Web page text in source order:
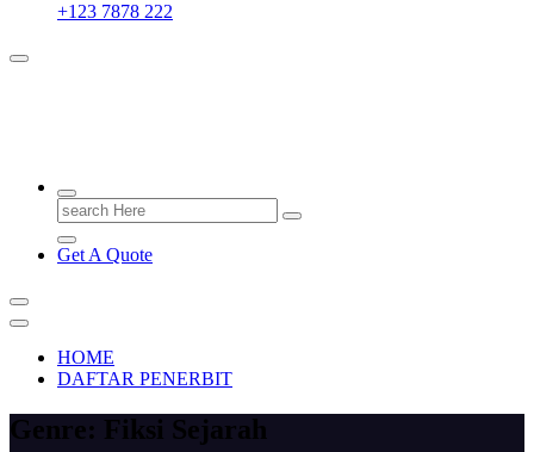
+123 7878 222
Search
for:
Get A Quote
HOME
DAFTAR PENERBIT
Genre: Fiksi Sejarah